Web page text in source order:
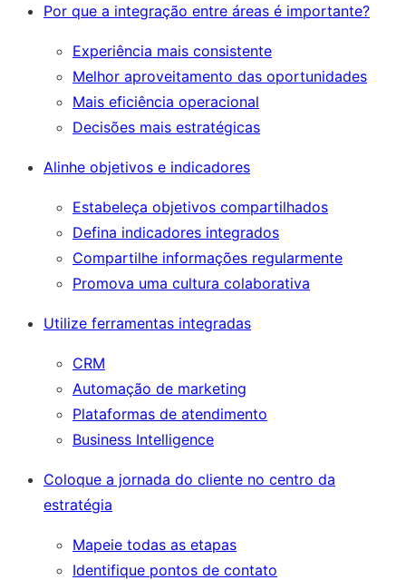
Por que a integração entre áreas é importante?
Experiência mais consistente
Melhor aproveitamento das oportunidades
Mais eficiência operacional
Decisões mais estratégicas
Alinhe objetivos e indicadores
Estabeleça objetivos compartilhados
Defina indicadores integrados
Compartilhe informações regularmente
Promova uma cultura colaborativa
Utilize ferramentas integradas
CRM
Automação de marketing
Plataformas de atendimento
Business Intelligence
Coloque a jornada do cliente no centro da
estratégia
Mapeie todas as etapas
Identifique pontos de contato